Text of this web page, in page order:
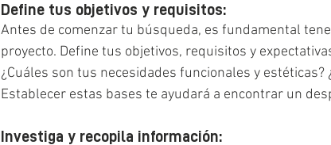
Define tus objetivos y requisitos:
Antes de comenzar tu búsqueda, es fundamental
proyecto. Define tus objetivos, requisitos y
¿Cuáles son tus necesidades funcionales y
Establecer estas bases te ayudará a encontrar un
Investiga y recopila información: